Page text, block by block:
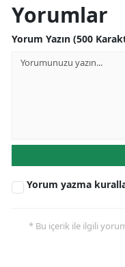
Yorumlar
Yorum Yazın (500
Yorum yazma
* Bu içerik ile ilgili